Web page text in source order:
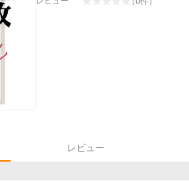
レビュー